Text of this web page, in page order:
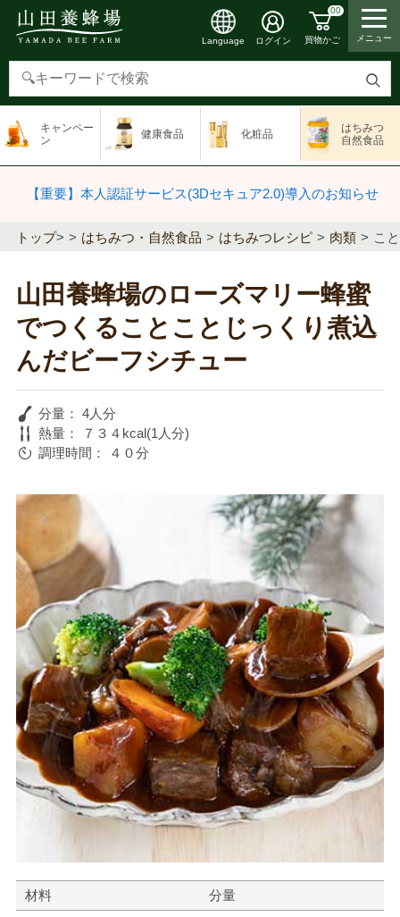
検
す
Language ログイン
00
買物かご メニュー
キャンペー
ン
健康食品 化粧品
はちみつ
自然食品
【重要】本人認証サービス(3Dセキュア2.0)導入のお知らせ
トップ> はちみつ・自然食品 はちみつレシピ 肉類 こ
山田養蜂場のローズマリー蜂蜜
でつくることことじっくり煮込
んだビーフシチュー
分量： 4人分
熱量：
７３４kcal(1人分)
調理時間：
４０分
材料
分量